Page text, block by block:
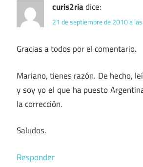
curis2riadice:
21 de septiembre de 2010 a
Gracias a todos por el comentario.
Mariano, tienes razón. De hecho,
y soy yo el que ha puesto
la corrección.
Saludos.
Responder